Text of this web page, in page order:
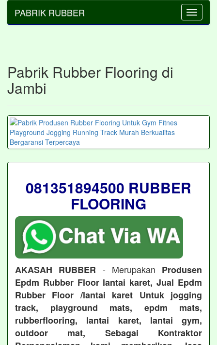
Toggle
PABRIK RUBBER
Pabrik Rubber Flooring di
Jambi
081351894500 RUBBER
FLOORING
AKASAH RUBBER - Merupakan Produsen
Epdm Rubber Floor lantai karet, Jual Epdm
Rubber Floor /lantai karet Untuk jogging
track, playground mats, epdm mats,
rubberflooring, lantai karet, lantai gym,
outdoor mat, Sebagai Kontraktor